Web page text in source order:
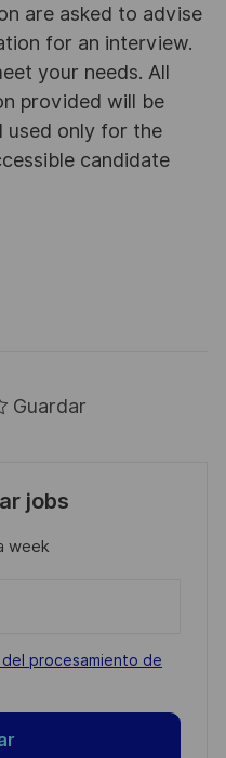
are asked to advise
for an interview.
your needs. All
provided will be
used only for the
candidate
Guardar
jobs
week
procesamiento de